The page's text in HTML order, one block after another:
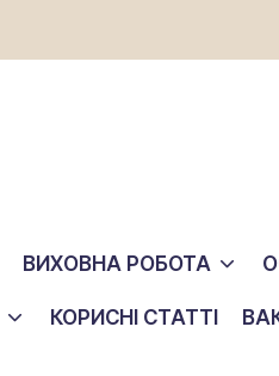
ВИХОВНА РОБОТА
КОРИСНІ СТАТТІ